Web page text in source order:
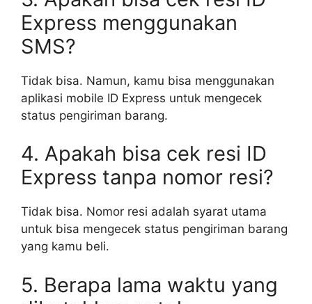
Express menggunakan
SMS?
Tidak bisa. Namun, kamu bisa menggunakan
aplikasi mobile ID Express untuk mengecek
status pengiriman barang.
4. Apakah bisa cek resi ID
Express tanpa nomor resi?
Tidak bisa. Nomor resi adalah syarat utama
untuk bisa mengecek status pengiriman barang
yang kamu beli.
5. Berapa lama waktu yang